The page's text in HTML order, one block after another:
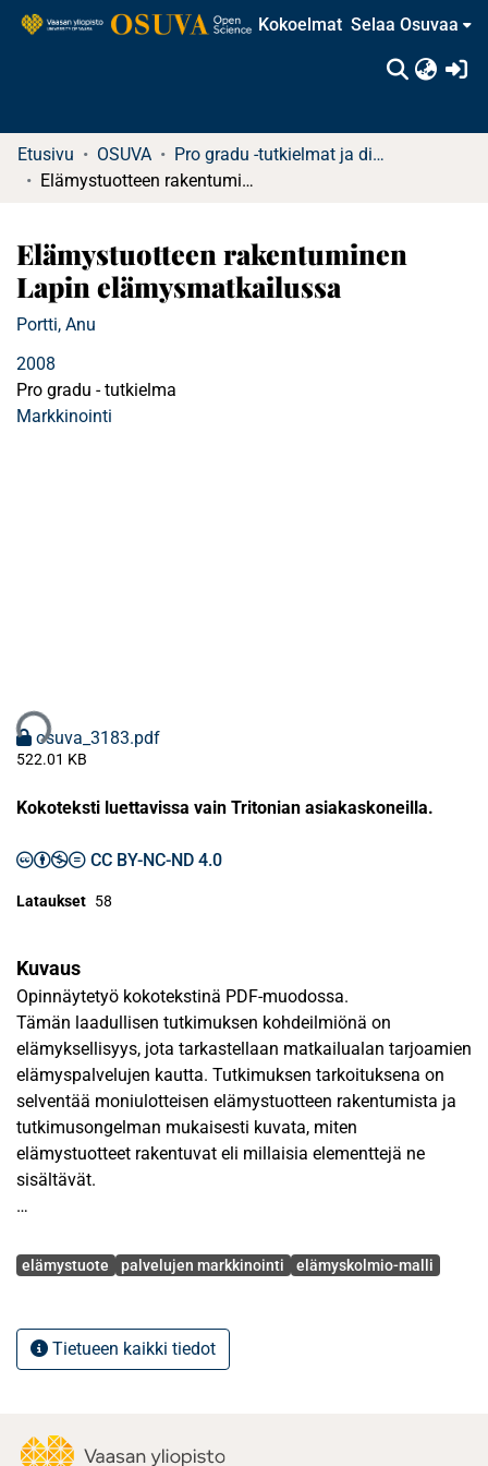
Kokoelmat Selaa Osuvaa
Etusivu OSUVA
Pro gradu -tutkielmat ja diplomityöt (rajattu saatavuus)
Elämystuotteen rakentuminen Lapin elämysmatkailussa
Elämystuotteen rakentuminen
Lapin elämysmatkailussa
Portti, Anu
2008
Pro gradu - tutkielma
Markkinointi
osuva_3183.pdf
522.01 KB
Kokoteksti luettavissa vain Tritonian asiakaskoneilla.
CC BY-NC-ND 4.0
Lataukset 58
Kuvaus
Opinnäytetyö kokotekstinä PDF-muodossa.
Tämän laadullisen tutkimuksen kohdeilmiönä on
elämyksellisyys, jota tarkastellaan matkailualan tarjoamien
elämyspalvelujen kautta. Tutkimuksen tarkoituksena on
selventää moniulotteisen elämystuotteen rakentumista ja
tutkimusongelman mukaisesti kuvata, miten
elämystuotteet rakentuvat eli millaisia elementtejä ne
sisältävät.
palvelutuotteita, joten niiden rakentumista tarkastellaan
elämystuote esitetään osana laajempaa kokonaisuutta,
sillä tuote on yksi palveluyrityksen kilpailukeinoista. Lisäksi
osaamiskeskuksen kehittämän elämyskolmio-mallin
Avainsanat
elämystuote palvelujen markkinointi elämyskolmio-malli
Tietueen kaikki tiedot